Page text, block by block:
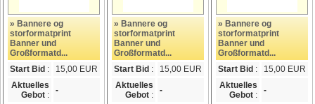
» Bannere og
storformatprint
Banner und
Großformatd...
Start Bid :
15,00 EUR
Aktuelles
Gebot : -
» Bannere og
storformatprint
Banner und
Großformatd...
Start Bid :
15,00 EUR
Aktuelles
Gebot : -
» Bannere og
storformatprint
Banner und
Großformatd...
Start Bid :
15,00 EUR
Aktuelles
Gebot : -